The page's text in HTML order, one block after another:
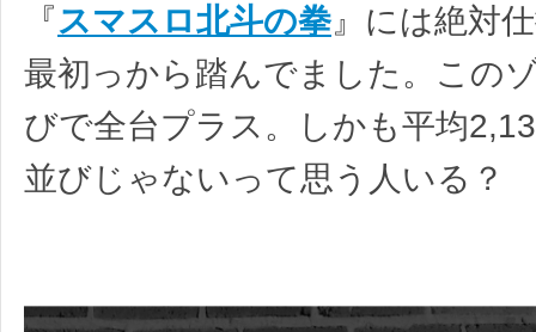
『スマスロ北斗の拳 』には絶対
最初っから踏んでました。この
びで全台プラス。しかも平均
並びじゃないって思う人いる？